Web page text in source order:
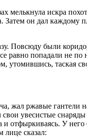
мелькнула искра
Затем он дал каждому
Повсюду были
равно попадали не
утомившись, таская
жал ржавые гантели
увесистые
и отфыркиваясь. У
лице сказал: